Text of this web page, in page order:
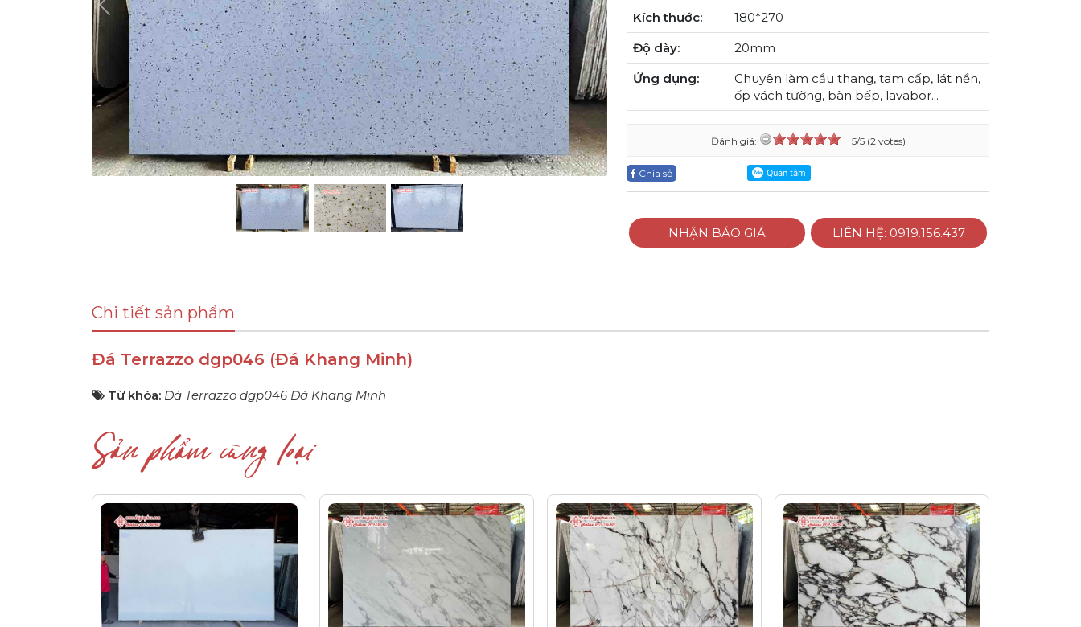
Previous Next
Kích thước:
180*270
Độ dày:
20mm
Ứng dụng:
Chuyên làm cầu thang, tam cấp, lát nền,
ốp vách tường, bàn bếp, lavabor...
Đánh giá: 5/5 (2 votes)
Chia sẻ
NHẬN BÁO GIÁ LIÊN HỆ: 0919.156.437
Chi tiết sản phẩm
Đá Terrazzo dgp046 (Đá Khang Minh)
Từ khóa: Đá Terrazzo dgp046 Đá Khang Minh
Sản phẩm cùng loại